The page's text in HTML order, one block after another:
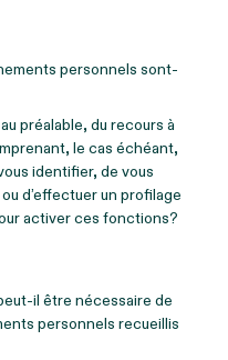
personnels sont-
préalable, du recours à
le cas échéant,
identifier, de vous
d’effectuer un profilage
activer ces fonctions?
il être nécessaire de
personnels recueillis